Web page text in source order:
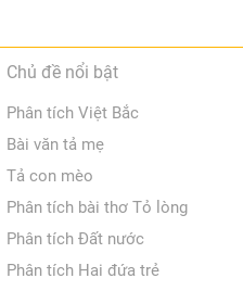
Chủ đề nổi bật
Phân tích Việt Bắc
Bài văn tả mẹ
Tả con mèo
Phân tích bài thơ Tỏ lòng
Phân tích Đất nước
Phân tích Hai đứa trẻ